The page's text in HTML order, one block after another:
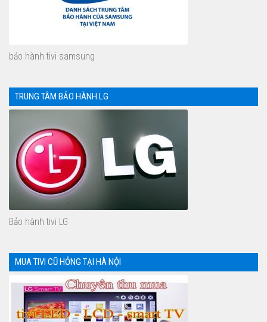
bảo hành tivi samsung
TRUNG TÂM BẢO HÀNH LG
Bảo hành tivi LG
MUA TIVI CŨ HỎNG TẠI HÀ NỘI